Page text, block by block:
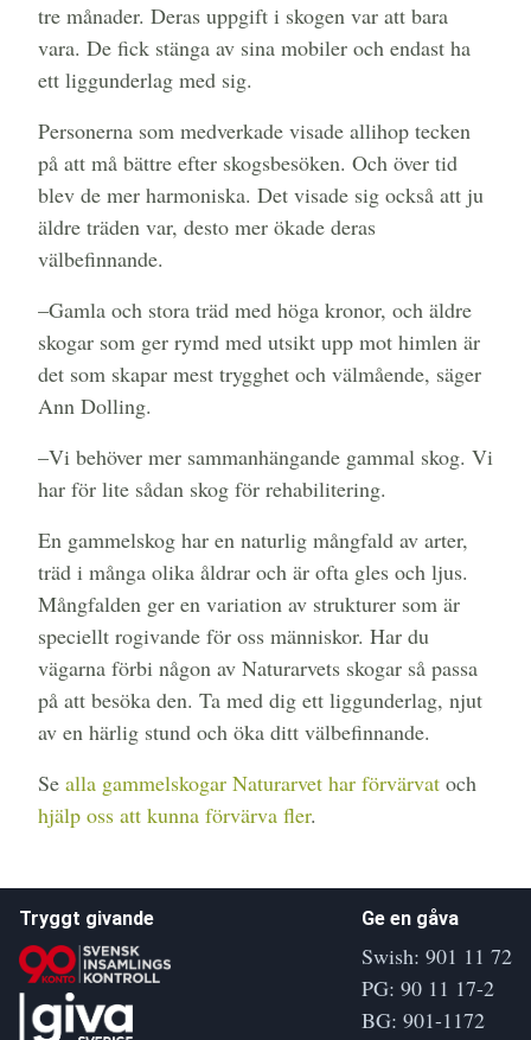
tre månader. Deras uppgift i skogen var att bara
vara. De fick stänga av sina mobiler och endast ha
ett liggunderlag med sig.
Personerna som medverkade visade allihop tecken
på att må bättre efter skogsbesöken. Och över tid
blev de mer harmoniska. Det visade sig också att ju
äldre träden var, desto mer ökade deras
välbefinnande.
–Gamla och stora träd med höga kronor, och äldre
skogar som ger rymd med utsikt upp mot himlen är
det som skapar mest trygghet och välmående, säger
Ann Dolling.
–Vi behöver mer sammanhängande gammal skog. Vi
har för lite sådan skog för rehabilitering.
En gammelskog har en naturlig mångfald av arter,
träd i många olika åldrar och är ofta gles och ljus.
Mångfalden ger en variation av strukturer som är
speciellt rogivande för oss människor. Har du
vägarna förbi någon av Naturarvets skogar så passa
på att besöka den. Ta med dig ett liggunderlag, njut
av en härlig stund och öka ditt välbefinnande.
Se alla gammelskogar Naturarvet har förvärvat och
hjälp oss att kunna förvärva fler.
Tryggt givande Ge en gåva
Swish: 901 11 72
PG: 90 11 17-2
BG: 901-1172